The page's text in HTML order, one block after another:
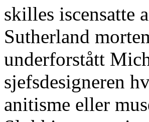
skilles iscensatte
Sutherland
underforstått
sjefsdesigneren
anitisme eller